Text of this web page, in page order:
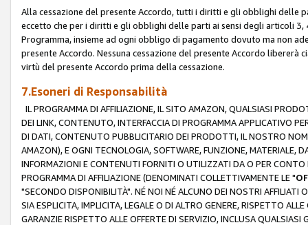
Alla cessazione del presente Accordo, tutti i diritti e gli obblighi delle
eccetto che per i diritti e gli obblighi delle parti ai sensi degli articoli
Programma, insieme ad ogni obbligo di pagamento dovuto ma non
presente Accordo. Nessuna cessazione del presente Accordo
virtù del presente Accordo prima della cessazione.
7.Esoneri di Responsabilità
IL PROGRAMMA DI AFFILIAZIONE, IL SITO AMAZON, QUALSIASI
DEI LINK, CONTENUTO, INTERFACCIA DI PROGRAMMA APPLICATIVO
DI DATI, CONTENUTO PUBBLICITARIO DEI PRODOTTI, IL NOSTRO
AMAZON), E OGNI TECNOLOGIA, SOFTWARE, FUNZIONE, MATERIALE,
INFORMAZIONI E CONTENUTI FORNITI O UTILIZZATI DA O PER
PROGRAMMA DI AFFILIAZIONE (DENOMINATI COLLETTIVAMENTE LE "
"SECONDO DISPONIBILITÀ". NÉ NOI NÉ ALCUNO DEI NOSTRI
SIA ESPLICITA, IMPLICITA, LEGALE O DI ALTRO GENERE, RISPETTO
GARANZIE RISPETTO ALLE OFFERTE DI SERVIZIO, INCLUSA